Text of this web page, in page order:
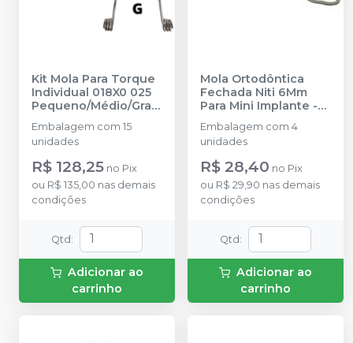
Kit Mola Para Torque
Individual 018X0 025
Pequeno/Médio/Gran
de - KITIA23-1825
INFINITY
ORTHODONTICS
Embalagem com 15
unidades
R$ 128,25 no Pix
ou R$ 135,00 nas demais
condições
Qtd :
Adicionar ao
carrinho
Mola Ortodôntica
Fechada Niti 6Mm
Para Mini Implante -
IA28-1006
ORTHODONTICS
Embalagem com 4
unidades
R$ 28,40 no Pix
ou R$ 29,90 nas demais
condições
Qtd :
Adicionar ao
carrinho